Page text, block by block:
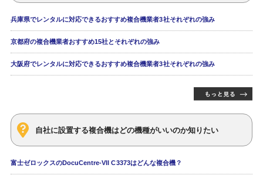
兵庫県でレンタルに対応できるおすすめ複合機業者3社それぞれの強み
京都府の複合機業者おすすめ15社とそれぞれの強み
大阪府でレンタルに対応できるおすすめ複合機業者3社それぞれの強み
自社に設置する複合機はどの機種がいいのか知りたい
富士ゼロックスのDocuCentre-VII C3373はどんな複合機？